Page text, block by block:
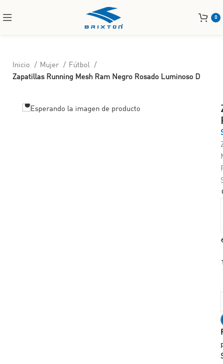
0
Inicio Mujer
Fútbol
Zapatillas Running Mesh Ram Negro Rosado Luminoso D